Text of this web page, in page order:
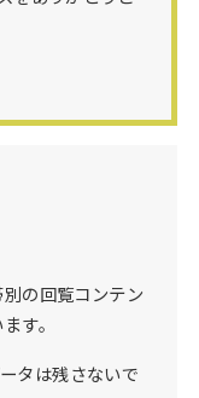
の回覧コンテン
す。
タは残さないで